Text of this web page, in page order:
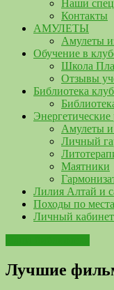
Наши
Контакты
АМУЛЕТЫ
Амулеты
Обучение в
Школа
Отзывы
Библиотека
Энергетические
Амулеты
Личный
Маятники
Лилия Алтай и
Походы по
Личный кабинет
Лучшие